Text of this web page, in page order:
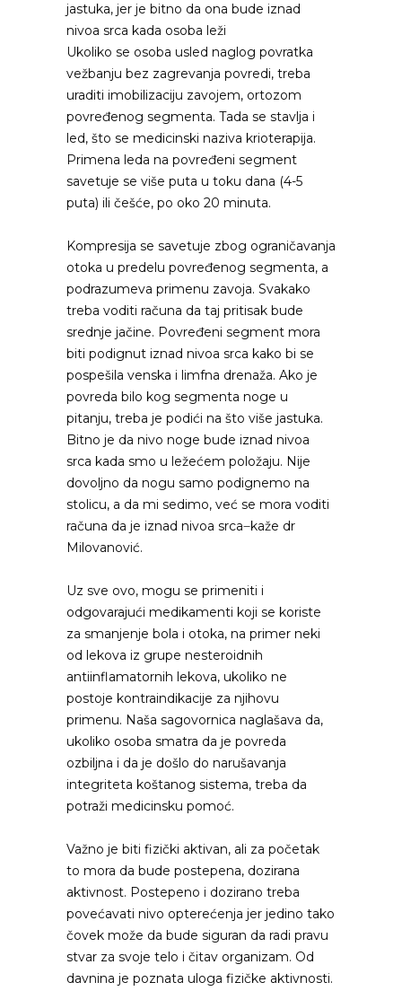
jastuka, jer je bitno da ona bude iznad
nivoa srca kada osoba leži
Ukoliko se osoba usled naglog povratka
vežbanju bez zagrevanja povredi, treba
uraditi imobilizaciju zavojem, ortozom
povređenog segmenta. Tada se stavlja i
led, što se medicinski naziva krioterapija.
Primena leda na povređeni segment
savetuje se više puta u toku dana (4-5
puta) ili češće, po oko 20 minuta.
Kompresija se savetuje zbog ograničavanja
otoka u predelu povređenog segmenta, a
podrazumeva primenu zavoja. Svakako
treba voditi računa da taj pritisak bude
srednje jačine. Povređeni segment mora
biti podignut iznad nivoa srca kako bi se
pospešila venska i limfna drenaža. Ako je
povreda bilo kog segmenta noge u
pitanju, treba je podići na što više jastuka.
Bitno je da nivo noge bude iznad nivoa
srca kada smo u ležećem položaju. Nije
dovoljno da nogu samo podignemo na
stolicu, a da mi sedimo, već se mora voditi
računa da je iznad nivoa srca ̶ kaže dr
Milovanović.
Uz sve ovo, mogu se primeniti i
odgovarajući medikamenti koji se koriste
za smanjenje bola i otoka, na primer neki
od lekova iz grupe nesteroidnih
antiinflamatornih lekova, ukoliko ne
postoje kontraindikacije za njihovu
primenu. Naša sagovornica naglašava da,
ukoliko osoba smatra da je povreda
ozbiljna i da je došlo do narušavanja
integriteta koštanog sistema, treba da
potraži medicinsku pomoć.
Važno je biti fizički aktivan, ali za početak
to mora da bude postepena, dozirana
aktivnost. Postepeno i dozirano treba
povećavati nivo opterećenja jer jedino tako
čovek može da bude siguran da radi pravu
stvar za svoje telo i čitav organizam. Od
davnina je poznata uloga fizičke aktivnosti.